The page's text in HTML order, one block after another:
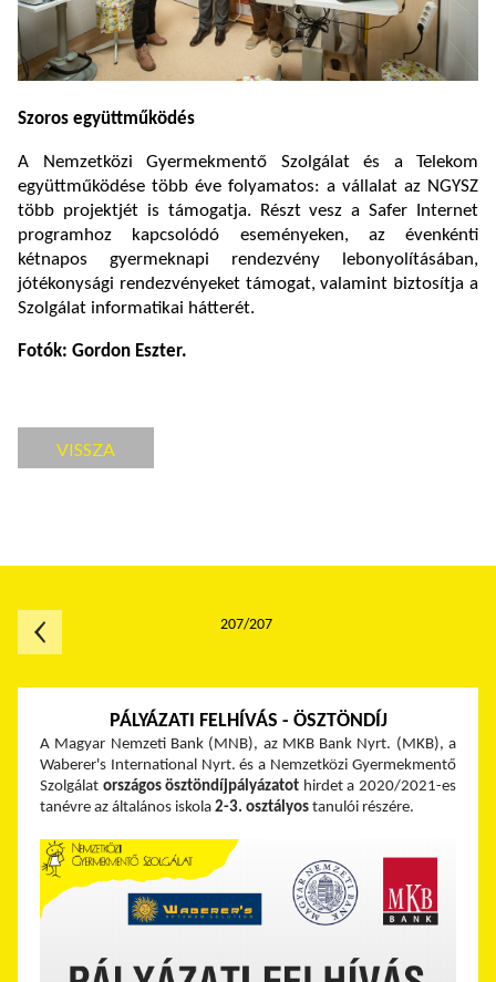
Szoros együttműködés
A Nemzetközi Gyermekmentő Szolgálat és a Telekom
együttműködése több éve folyamatos: a vállalat az NGYSZ
több projektjét is támogatja. Részt vesz a Safer Internet
programhoz kapcsolódó eseményeken, az évenkénti
kétnapos gyermeknapi rendezvény lebonyolításában,
jótékonysági rendezvényeket támogat, valamint biztosítja a
Szolgálat informatikai hátterét.
Fotók: Gordon Eszter.
VISSZA
PÁLYÁZATI FELHÍVÁS - ÖSZTÖNDÍJ
A Magyar Nemzeti Bank (MNB), az MKB Bank Nyrt. (MKB), a
Waberer's International Nyrt. és a Nemzetközi Gyermekmentő
Szolgálat országos ösztöndíjpályázatot hirdet a 2020/2021-es
tanévre az általános iskola 2-3. osztályos tanulói részére.
207/207